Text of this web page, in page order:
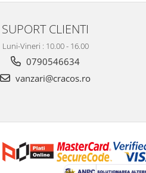
SUPORT CLIENTI
Luni-Vineri : 10.00 - 16.00
0790546634
vanzari@cracos.ro